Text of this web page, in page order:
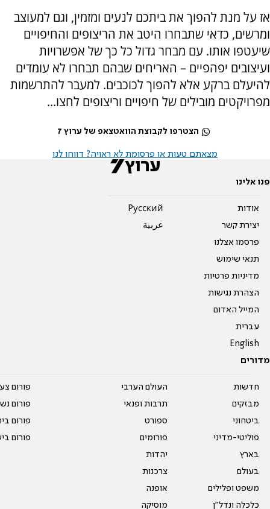
אז על מנת להפוך את ביתכם לנעים ומזמין, וגם למעוצב
ומרשים, כדאי שתבחרו היטב את הריצופים והחיפויים
שיעטפו אותו. עם מבחר גדול כל כך של אפשרויות
ועיצובים יפהפיים – האריחים שבהם תבחרו לא עומדים
להיעלם ברקע אלא להפוך לכוכבים. למעבר להתרשמות
מפרויקטים מובילים של חיפויים וריצופים לחצו...
הצטרפו לקבוצת הוואטצאפ של ערוץ 7
מצאתם טעות או פרסומת לא ראויה? דווחו לנו
פנו אלינו
אודות
יצירת קשר
פרסמו אצלנו
תנאי שימוש
מדיניות פרטיות
הצהרת נגישות
המייל האדום
עברית
English
Pусский
عربية
מדורים
חדשות
מבזקים
ביטחוני
פוליטי-מדיני
בארץ
בעולם
משפט ופלילים
כלכלה ונדל"ן
העולם הערבי
תרבות ופנאי
ספורט
פורומים
יהדות
צרכנות
אופנה
מוסיקה
פורום
פורום
פורום
פורום